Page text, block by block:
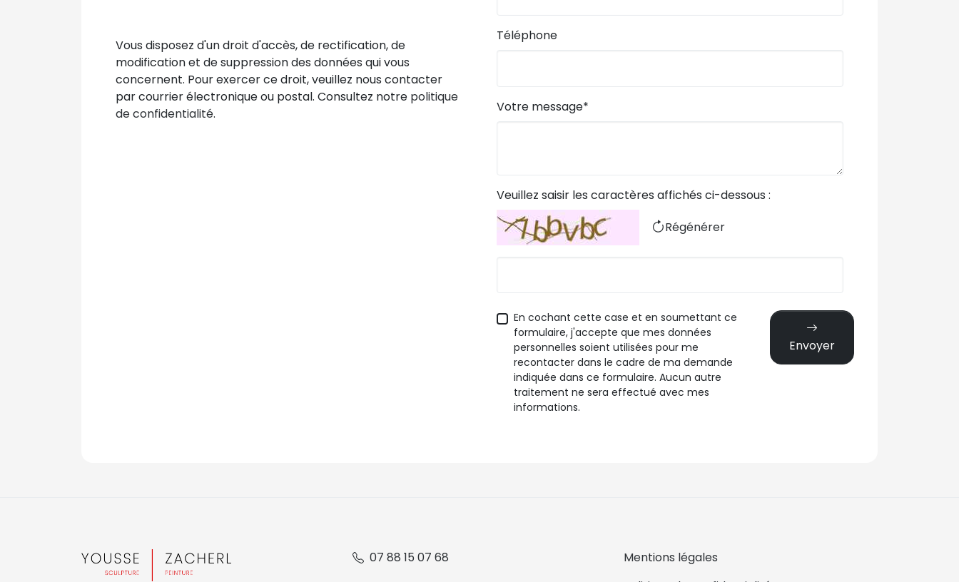
Vous disposez d'un droit d'accès, de rectification, de
modification et de suppression des données qui vous
concernent. Pour exercer ce droit, veuillez nous contacter
par courrier électronique ou postal. Consultez notre politique
de confidentialité.
Téléphone
Votre message*
Veuillez saisir les caractères affichés ci-dessous :
Régénérer
En cochant cette case et en soumettant ce
formulaire, j'accepte que mes données
personnelles soient utilisées pour me
recontacter dans le cadre de ma demande
indiquée dans ce formulaire. Aucun autre
traitement ne sera effectué avec mes
informations.
Envoyer
07 88 15 07 68
Mentions légales